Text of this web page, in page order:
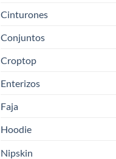
Cinturones
Conjuntos
Croptop
Enterizos
Faja
Hoodie
Nipskin